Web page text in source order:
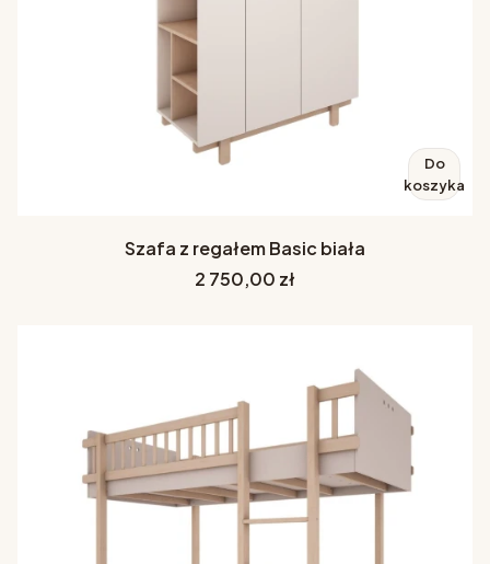
Do
koszyka
Szafa z regałem Basic biała
Cena
2 750,00 zł